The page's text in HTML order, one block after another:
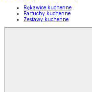
Rękawice kuchenne
Fartuchy kuchenne
Zestawy kuchenne